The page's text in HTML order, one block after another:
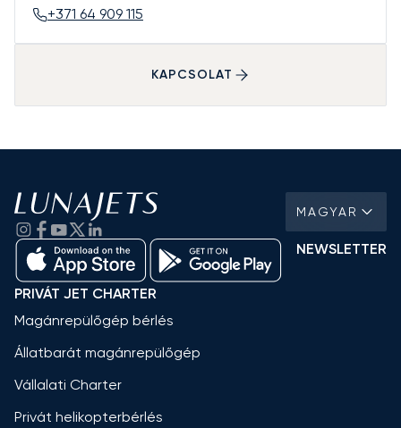
+371 64 909 115
KAPCSOLAT
MAGYAR
NEWSLETTER
PRIVÁT JET CHARTER
Magánrepülőgép bérlés
Állatbarát magánrepülőgép
Vállalati Charter
Privát helikopterbérlés